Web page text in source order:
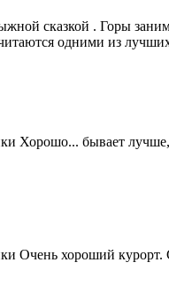
сказкой . Горы
одними из
Хорошо... бывает
Очень хороший